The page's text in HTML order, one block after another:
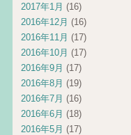
2017年1月 (16)
2016年12月 (16)
2016年11月 (17)
2016年10月 (17)
2016年9月 (17)
2016年8月 (19)
2016年7月 (16)
2016年6月 (18)
2016年5月 (17)